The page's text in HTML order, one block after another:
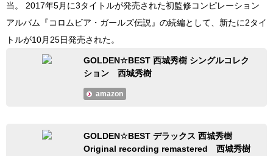
当。 2017年5月に3タイトルが発売された初監修コンピレーション
アルバム『コロムビア・ガールズ伝説』の続編として、新たに2タイ
トルが10月25日発売された。
GOLDEN☆BEST 西城秀樹 シングルコレク
ション 西城秀樹
amazon
GOLDEN☆BEST デラックス 西城秀樹
Original recording remastered 西城秀樹